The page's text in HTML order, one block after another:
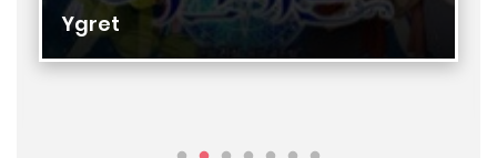
Ygret